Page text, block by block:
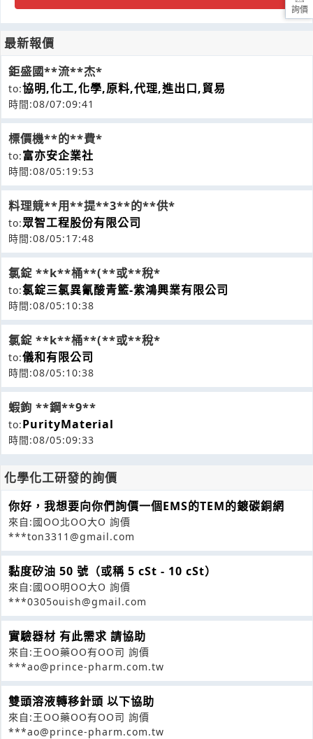
最新報價
鉅盛國**流**杰*
to:協明,化工,化學,原料,代理,進出口,貿易
時間:08/07:09:41
標價機**的**費*
to:富亦安企業社
時間:08/05:19:53
料理競**用**提**3**的**供*
to:眾智工程股份有限公司
時間:08/05:17:48
氯錠 **k**桶**(**或**稅*
to:氯錠三氯異氰酸青籃-紫鴻興業有限公司
時間:08/05:10:38
氯錠 **k**桶**(**或**稅*
to:儀和有限公司
時間:08/05:10:38
蝦鉤 **鋼**9**
to:PurityMaterial
時間:08/05:09:33
化學化工研發的詢價
你好，我想要向你們詢價一個EMS的TEM的鍍碳銅網
來自:國OO北OO大O 詢價
***ton3311@gmail.com
黏度矽油 50 號（或稱 5 cSt - 10 cSt）
來自:國OO明OO大O 詢價
***0305ouish@gmail.com
實驗器材 有此需求 請協助
來自:王OO藥OO有OO司 詢價
***ao@prince-pharm.com.tw
雙頭溶液轉移針頭 以下協助
來自:王OO藥OO有OO司 詢價
***ao@prince-pharm.com.tw
詢價